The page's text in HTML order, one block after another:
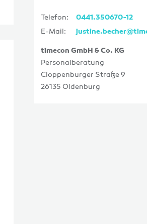
Telefon: 0441.350670-12
E-Mail:
timecon GmbH & Co. KG
Personalberatung
Cloppenburger Straße 9
26135 Oldenburg